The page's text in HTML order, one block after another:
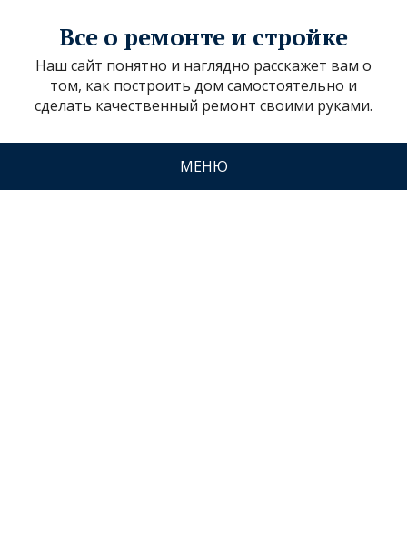
Все о ремонте и стройке
Наш сайт понятно и наглядно расскажет вам о
том, как построить дом самостоятельно и
сделать качественный ремонт своими руками.
МЕНЮ